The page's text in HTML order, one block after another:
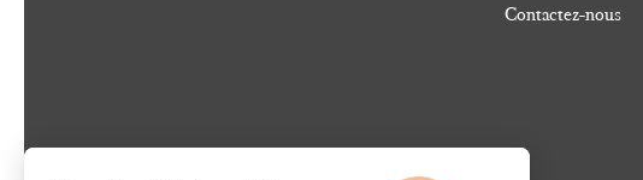
Contactez-nous